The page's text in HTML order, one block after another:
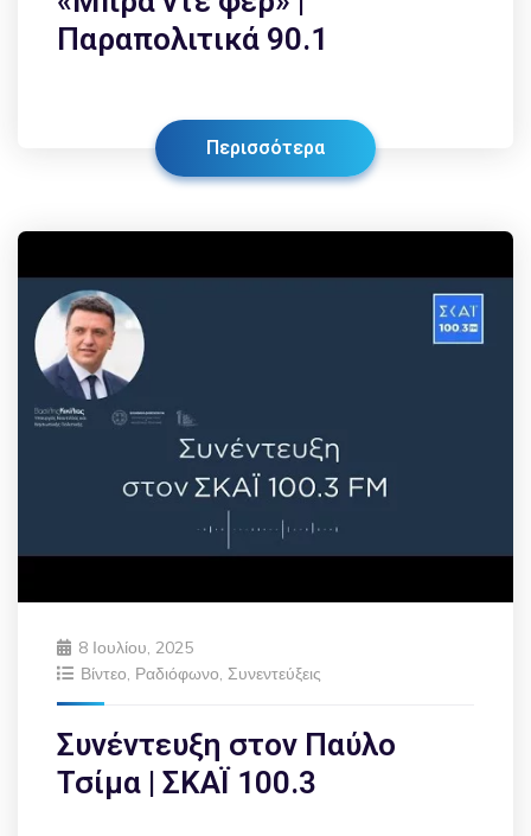
Παραπολιτικά 90.1
Περισσότερα
8 Ιουλίου, 2025
Βίντεο, Ραδιόφωνο, Συνεντεύξεις
Συνέντευξη στον Παύλο
Τσίμα | ΣΚΑΪ 100.3